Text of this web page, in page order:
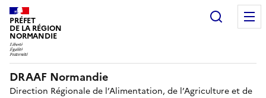
PRÉFET
DE LA RÉGION
NORMANDIE
DRAAF Normandie
Direction Régionale de l’Alimentation, de l’Agriculture et de